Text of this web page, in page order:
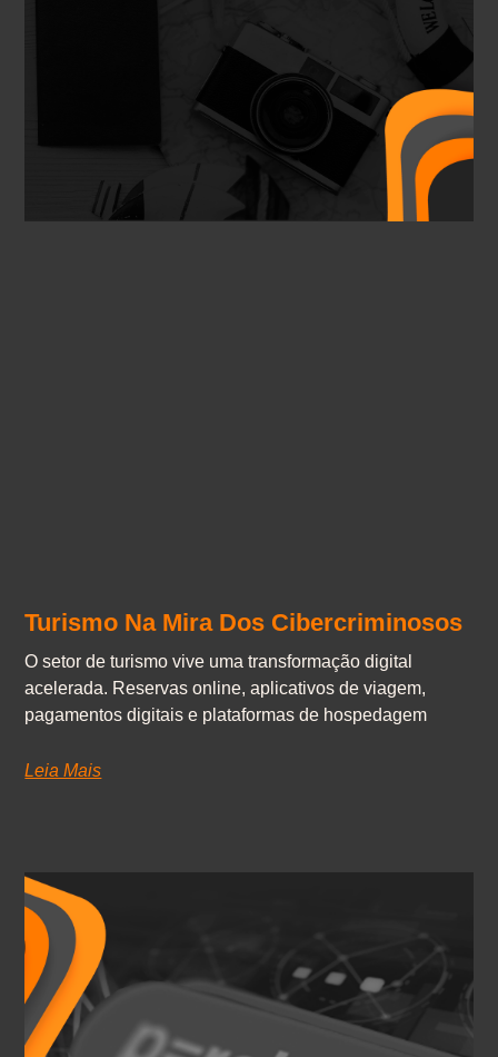
Turismo Na Mira Dos Cibercriminosos
O setor de turismo vive uma transformação digital
acelerada. Reservas online, aplicativos de viagem,
pagamentos digitais e plataformas de hospedagem
Leia Mais